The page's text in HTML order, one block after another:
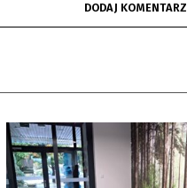
DODAJ KOMENTARZ